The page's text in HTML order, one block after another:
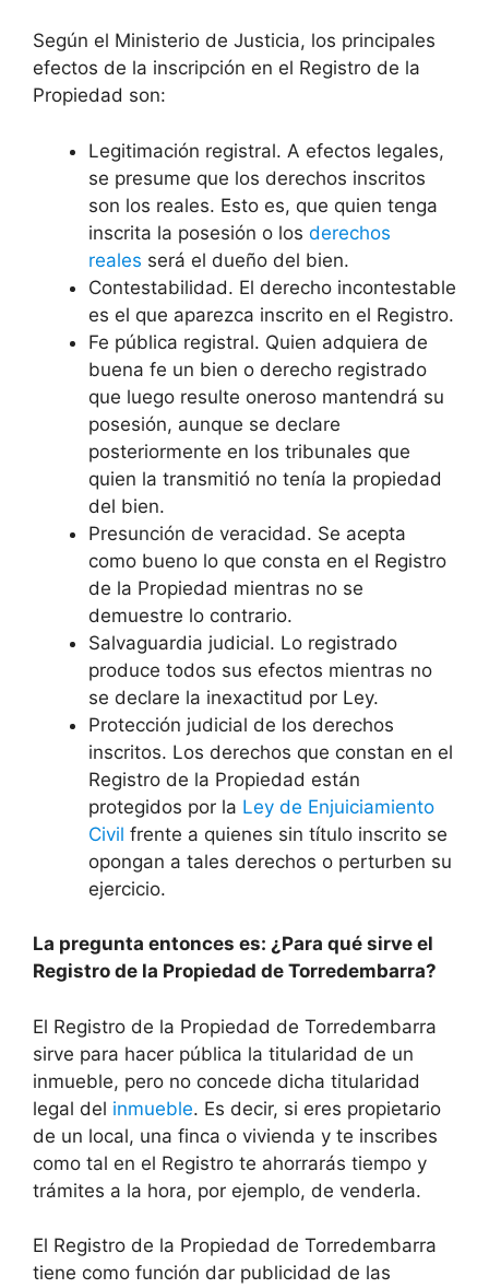
Según el Ministerio de Justicia, los principales
efectos de la inscripción en el Registro de la
Propiedad son:
Legitimación registral. A efectos legales,
se presume que los derechos inscritos
son los reales. Esto es, que quien tenga
inscrita la posesión o los derechos
reales será el dueño del bien.
Contestabilidad. El derecho incontestable
es el que aparezca inscrito en el Registro.
Fe pública registral. Quien adquiera de
buena fe un bien o derecho registrado
que luego resulte oneroso mantendrá su
posesión, aunque se declare
posteriormente en los tribunales que
quien la transmitió no tenía la propiedad
del bien.
Presunción de veracidad. Se acepta
como bueno lo que consta en el Registro
de la Propiedad mientras no se
demuestre lo contrario.
Salvaguardia judicial. Lo registrado
produce todos sus efectos mientras no
se declare la inexactitud por Ley.
Protección judicial de los derechos
inscritos. Los derechos que constan en el
Registro de la Propiedad están
protegidos por la Ley de Enjuiciamiento
Civil frente a quienes sin título inscrito se
opongan a tales derechos o perturben su
ejercicio.
La pregunta entonces es: ¿Para qué sirve el
Registro de la Propiedad de Torredembarra?
El Registro de la Propiedad de Torredembarra
sirve para hacer pública la titularidad de un
inmueble, pero no concede dicha titularidad
legal del inmueble. Es decir, si eres propietario
de un local, una finca o vivienda y te inscribes
como tal en el Registro te ahorrarás tiempo y
trámites a la hora, por ejemplo, de venderla.
El Registro de la Propiedad de Torredembarra
tiene como función dar publicidad de las